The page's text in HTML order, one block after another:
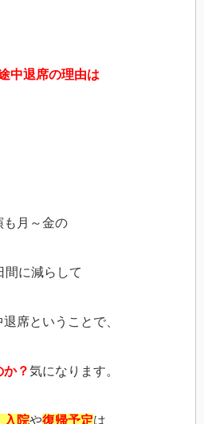
中退席の理由は
も月～金の
間に減らして
席ということで、
？気になります。
入院や復帰予定は